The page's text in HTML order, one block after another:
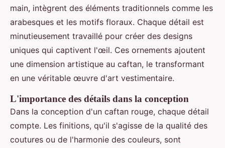
main, intègrent des éléments traditionnels comme les
arabesques et les motifs floraux. Chaque détail est
minutieusement travaillé pour créer des designs
uniques qui captivent l'œil. Ces ornements ajoutent
une dimension artistique au caftan, le transformant
en une véritable œuvre d'art vestimentaire.
L'importance des détails dans la conception
Dans la conception d'un caftan rouge, chaque détail
compte. Les finitions, qu'il s'agisse de la qualité des
coutures ou de l'harmonie des couleurs, sont